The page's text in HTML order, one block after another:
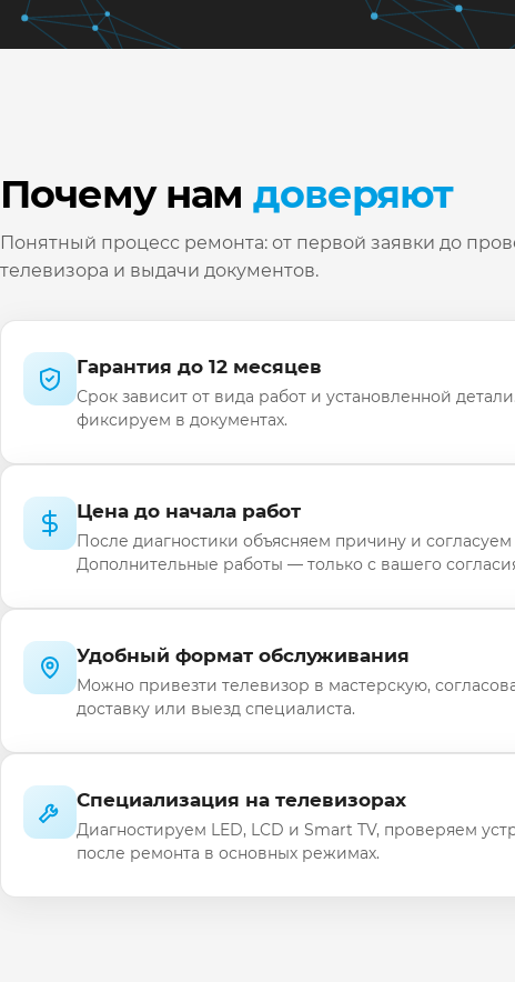
Почему намдоверяют
Понятный процесс ремонта: от первой заявки до
телевизора и выдачи документов.
Гарантия до 12 месяцев
Срок зависит от вида работ и установленной
фиксируем в документах.
Цена до начала работ
После диагностики объясняем причину и согласуем
Дополнительные работы — только с вашего
Удобный формат обслуживания
Можно привезти телевизор в мастерскую,
доставку или выезд специалиста.
Специализация на телевизорах
Диагностируем LED, LCD и Smart TV, проверяем
после ремонта в основных режимах.